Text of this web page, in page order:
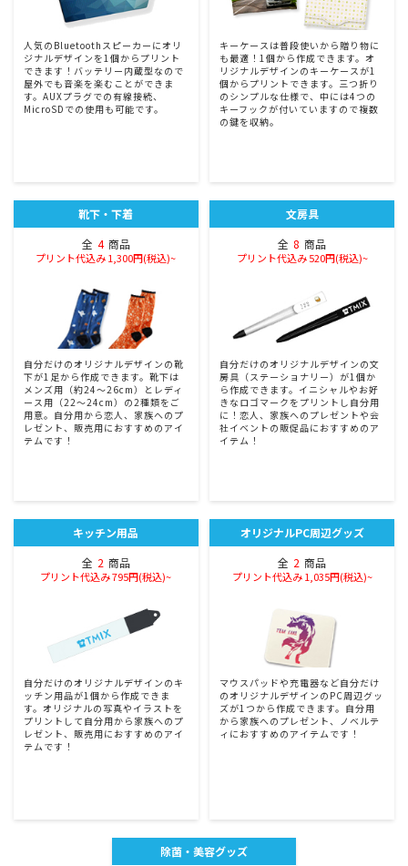
人気のBluetoothスピーカーにオリ
ジナルデザインを1個からプリント
できます！バッテリー内蔵型なので
屋外でも音楽を楽むことができま
す。AUXプラグでの有線接続、
MicroSDでの使用も可能です。
キーケースは普段使いから贈り物に
も最適！1個から作成できます。オ
リジナルデザインのキーケースが1
個からプリントできます。三つ折り
のシンプルな仕様で、中には4つの
キーフックが付いていますので複数
の鍵を収納。
靴下・下着
全 4 商品
プリント代込み 1,300円(税込)~
自分だけのオリジナルデザインの靴
下が1足から作成できます。靴下は
メンズ用（約24〜26cm）とレディ
ース用（22〜24cm）の2種類をご
用意。自分用から恋人、家族へのプ
レゼント、販売用におすすめのアイ
テムです！
文房具
全 8 商品
プリント代込み 520円(税込)~
自分だけのオリジナルデザインの文
房具（ステーショナリー）が1個か
ら作成できます。イニシャルやお好
きなロゴマークをプリントし自分用
に！恋人、家族へのプレゼントや会
社イベントの販促品におすすめのア
イテム！
キッチン用品
全 2 商品
プリント代込み 795円(税込)~
自分だけのオリジナルデザインのキ
ッチン用品が1個から作成できま
す。オリジナルの写真やイラストを
プリントして自分用から家族へのプ
レゼント、販売用におすすめのアイ
テムです！
オリジナルPC周辺グッズ
全 2 商品
プリント代込み 1,035円(税込)~
マウスパッドや充電器など自分だけ
のオリジナルデザインのPC周辺グッ
ズが1つから作成できます。自分用
から家族へのプレゼント、ノベルテ
ィにおすすめのアイテムです！
除菌・美容グッズ